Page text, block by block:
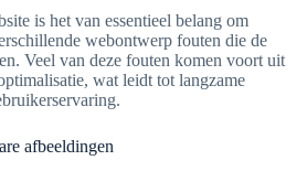
is het van essentieel belang om
webontwerp fouten die de
Veel van deze fouten komen voort uit
wat leidt tot langzame
afbeeldingen